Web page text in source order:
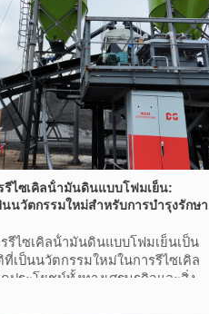
รีไซเคิลน้ํามันดินแบบโฟมเย็น:
นนวัตกรรมใหม่สําหรับการบํารุงรักษา
รีไซเคิลน้ํามันดินแบบโฟมเย็นเป็น
เป็นนวัตกรรมใหม่ในการรีไซเคิล
ประโยชน์ทั้งทางเศรษฐกิจและสิ่ง